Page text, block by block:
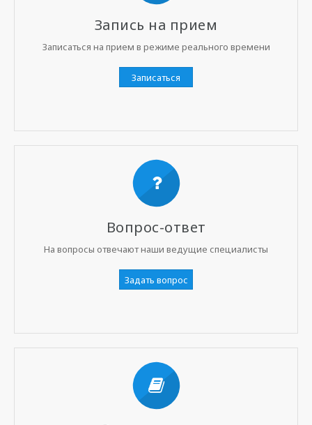
Запись на прием
Записаться на прием в режиме реального времени
Записаться
Вопрос-ответ
На вопросы отвечают наши ведущие специалисты
Задать вопрос